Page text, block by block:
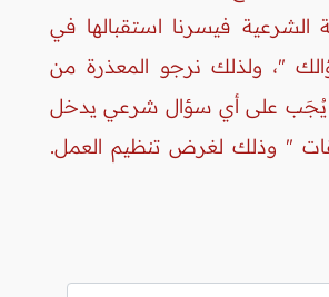
الشرعية فيسرنا استقبالها في
"، ولذلك نرجو المعذرة من
لم يُجَب على أي سؤال شرعي يدخل
" وذلك لغرض تنظيم العمل.